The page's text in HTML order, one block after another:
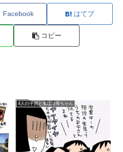
Facebook はてブ
コピー
4人の子供と鬼ばば母ちゃん